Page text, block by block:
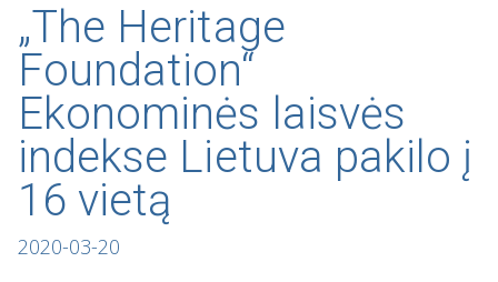
„The Heritage
Foundation“
Ekonominės laisvės
indekse Lietuva pakilo į
16 vietą
2020-03-20